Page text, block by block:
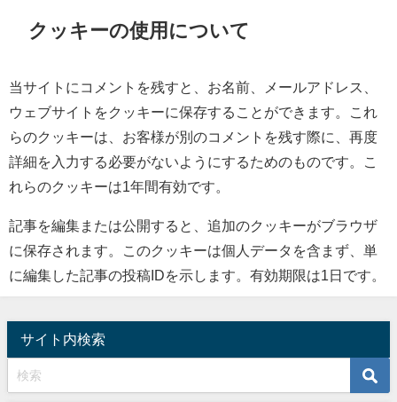
クッキーの使用について
当サイトにコメントを残すと、お名前、メールアドレス、
ウェブサイトをクッキーに保存することができます。これ
らのクッキーは、お客様が別のコメントを残す際に、再度
詳細を入力する必要がないようにするためのものです。こ
れらのクッキーは1年間有効です。
記事を編集または公開すると、追加のクッキーがブラウザ
に保存されます。このクッキーは個人データを含まず、単
に編集した記事の投稿IDを示します。有効期限は1日です。
サイト内検索